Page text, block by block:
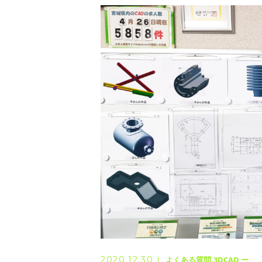
◆ 資格･ネット試験
◆ オンラインによる授業／体験
◇ 書籍出版
◇ Youtubeチャンネル・ラ
◇ よくある質問
◇ お客様の声
◇ ブログ
2020.12.30 よくある質問 3DCAD ー